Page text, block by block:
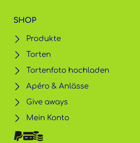
SHOP
Produkte
Torten
Tortenfoto hochladen
Apéro & Anlässe
Give aways
Mein Konto